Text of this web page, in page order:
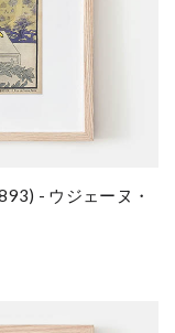
- ウジェーヌ・